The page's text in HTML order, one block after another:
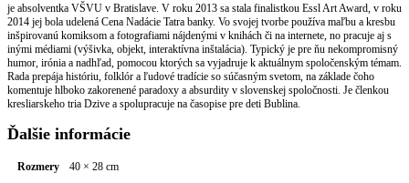
je absolventka VŠVU v Bratislave. V roku 2013 sa stala finalistkou Essl Art Award, v roku
2014 jej bola udelená Cena Nadácie Tatra banky. Vo svojej tvorbe používa maľbu a kresbu
inšpirovanú komiksom a fotografiami nájdenými v knihách či na internete, no pracuje aj s
inými médiami (výšivka, objekt, interaktívna inštalácia). Typický je pre ňu nekompromisný
humor, irónia a nadhľad, pomocou ktorých sa vyjadruje k aktuálnym spoločenským témam.
Rada prepája históriu, folklór a ľudové tradície so súčasným svetom, na základe čoho
komentuje hlboko zakorenené paradoxy a absurdity v slovenskej spoločnosti. Je členkou
kresliarskeho tria Dzive a spolupracuje na časopise pre deti Bublina.
Ďalšie informácie
Rozmery 40 × 28 cm